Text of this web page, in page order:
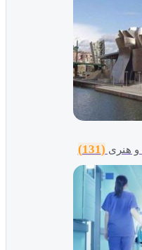
(131)